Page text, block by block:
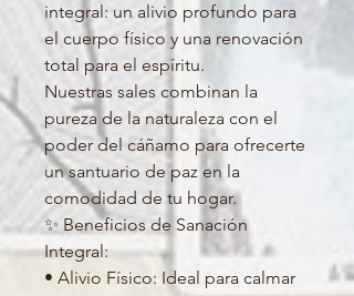
integral: un alivio profundo para
el cuerpo físico y una renovación
total para el espíritu.
Nuestras sales combinan la
pureza de la naturaleza con el
poder del cáñamo para ofrecerte
un santuario de paz en la
comodidad de tu hogar.
✨ Beneficios de Sanación
Integral:
• Alivio Físico: Ideal para calmar